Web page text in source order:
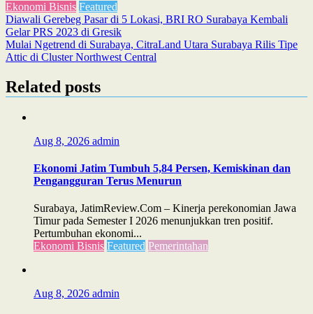
Ekonomi Bisnis Featured
Post
navigation
Diawali Gerebeg Pasar di 5 Lokasi, BRI RO Surabaya Kembali
Gelar PRS 2023 di Gresik
Mulai Ngetrend di Surabaya, CitraLand Utara Surabaya Rilis Tipe
Attic di Cluster Northwest Central
Related posts
Aug 8, 2026 admin
Ekonomi Jatim Tumbuh 5,84 Persen, Kemiskinan dan
Pengangguran Terus Menurun
Surabaya, JatimReview.Com – Kinerja perekonomian Jawa
Timur pada Semester I 2026 menunjukkan tren positif.
Pertumbuhan ekonomi...
Ekonomi Bisnis Featured Pemerintahan
Aug 8, 2026 admin